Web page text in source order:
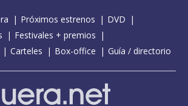
Próximos estrenos
DVD
Festivales + premios
Carteles Box-office Guía / directorio